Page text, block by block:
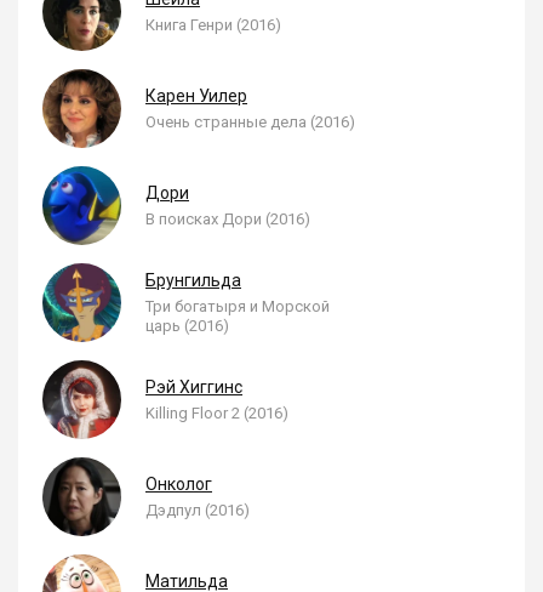
Книга Генри (2016)
Карен Уилер
Очень странные дела (2016)
Дори
В поисках Дори (2016)
Брунгильда
Три богатыря и Морской
царь (2016)
Рэй Хиггинс
Killing Floor 2 (2016)
Онколог
Дэдпул (2016)
Матильда